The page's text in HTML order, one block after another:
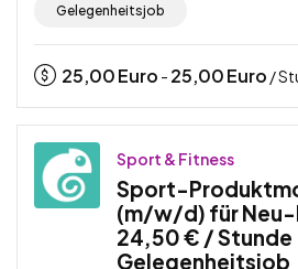
Gelegenheitsjob
25,00Euro - 25,00Euro /
Sport & Fitness
Sport-
(m/w/d) für Neu-
24,50 € / Stunde
Gelegenheitsjob